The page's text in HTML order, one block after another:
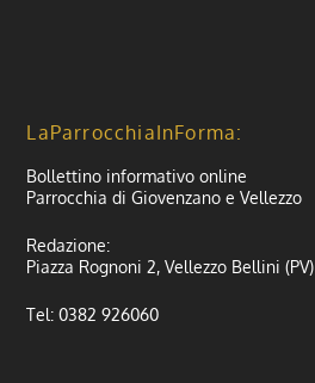
LaParrocchiaInForma:
Bollettino informativo online
Parrocchia di Giovenzano e Vellezzo
Redazione:
Piazza Rognoni 2, Vellezzo Bellini (PV)
Tel: 0382 926060